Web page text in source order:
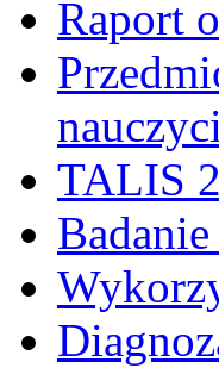
Raport
TALIS